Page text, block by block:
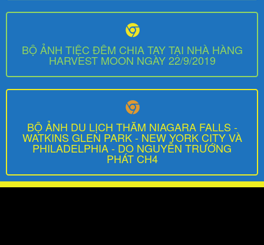
BỘ ẢNH TIỆC ĐÊM CHIA TAY TẠI NHÀ HÀNG
HARVEST MOON NGÀY 22/9/2019
BỘ ẢNH DU LỊCH THĂM NIAGARA FALLS -
WATKINS GLEN PARK - NEW YORK CITY VÀ
PHILADELPHIA - DO NGUYỄN TRƯỚNG
PHÁT CH4